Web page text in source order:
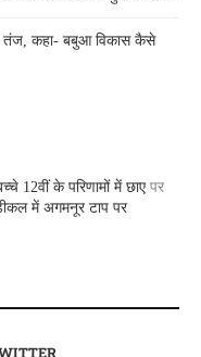
तंज, कहा- बबुआ विकास कैसे
12वीं के परिणामों में छाएपर
में अगमनूर टाप पर